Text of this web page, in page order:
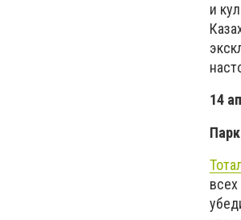
и
14